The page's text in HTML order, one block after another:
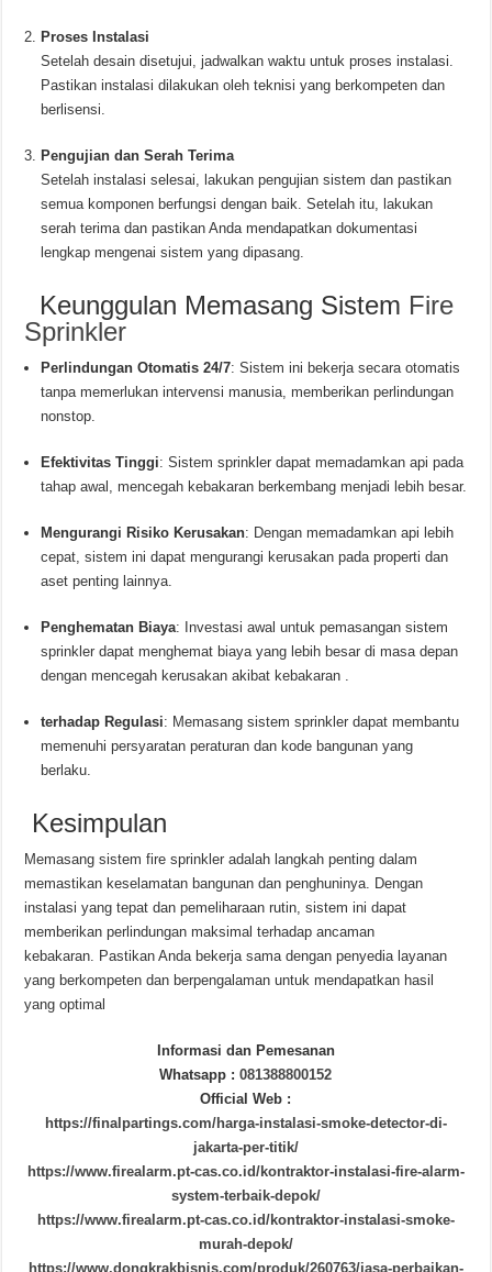
Proses Instalasi
Setelah desain disetujui, jadwalkan waktu untuk proses instalasi.
Pastikan instalasi dilakukan oleh teknisi yang berkompeten dan
berlisensi.
Pengujian dan Serah Terima
Setelah instalasi selesai, lakukan pengujian sistem dan pastikan
semua komponen berfungsi dengan baik. Setelah itu, lakukan
serah terima dan pastikan Anda mendapatkan dokumentasi
lengkap mengenai sistem yang dipasang.
Keunggulan Memasang Sistem Fire
Sprinkler
Perlindungan Otomatis 24/7:Sistem ini bekerja secara otomatis
tanpa memerlukan intervensi manusia, memberikan perlindungan
nonstop.
Efektivitas Tinggi:Sistem sprinkler dapat memadamkan api pada
tahap awal, mencegah kebakaran berkembang menjadi lebih besar.
Mengurangi Risiko Kerusakan: Dengan memadamkan api lebih
cepat, sistem ini dapat mengurangi kerusakan pada properti dan
aset penting lainnya.
Penghematan Biaya: Investasi awal untuk pemasangan sistem
sprinkler dapat menghemat biaya yang lebih besar di masa depan
dengan mencegah kerusakan akibat kebakaran .
terhadap Regulasi: Memasang sistem sprinkler dapat membantu
memenuhi persyaratan peraturan dan kode bangunan yang
berlaku.
Kesimpulan
Memasang sistem fire sprinkler adalah langkah penting dalam
memastikan keselamatan bangunan dan penghuninya. Dengan
instalasi yang tepat dan pemeliharaan rutin, sistem ini dapat
memberikan perlindungan maksimal terhadap ancaman
kebakaran. Pastikan Anda bekerja sama dengan penyedia layanan
yang berkompeten dan berpengalaman untuk mendapatkan hasil
yang optimal
Informasi dan Pemesanan
Whatsapp :081388800152
Official Web :
https://finalpartings.com/harga-instalasi-smoke-detector-di-
jakarta-per-titik/
https://www.firealarm.pt-cas.co.id/kontraktor-instalasi-fire-alarm-
system-terbaik-depok/
https://www.firealarm.pt-cas.co.id/kontraktor-instalasi-smoke-
murah-depok/
https://www.dongkrakbisnis.com/produk/260763/jasa-perbaikan-